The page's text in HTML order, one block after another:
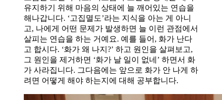
유지하기 위해 마음의 상태에 늘 깨어있는 연습을
해나갑니다. ‘고집멸도’라는 지식을 아는 게 아니
고, 나에게 어떤 문제가 발생하면 늘 이런 관점에서
살피는 연습을 하는 거예요. 예를 들어, 화가 난다
고 합시다. ‘화가 왜 나지?’ 하고 원인을 살펴보고,
그 원인을 제거하면 ‘화가 날 일이 없네’ 하면서 화
가 사라집니다. 그다음에는 앞으로 화가 안 나게 하
려면 어떻게 해야 하는지에 대해 공부합니다.